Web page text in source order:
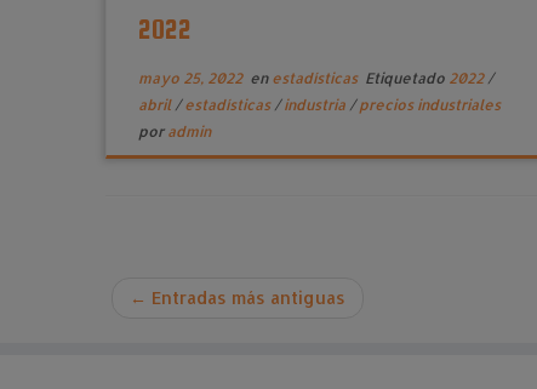
2022
mayo 25, 2022en estadísticas Etiquetado 2022 /
abril /estadísticas /industria /precios industriales
por admin
← Entradas más antiguas